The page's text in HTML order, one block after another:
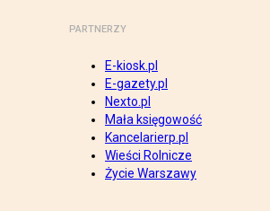
PARTNERZY
E-kiosk.pl
E-gazety.pl
Nexto.pl
Mała księgowość
Kancelarierp.pl
Wieści Rolnicze
Życie Warszawy